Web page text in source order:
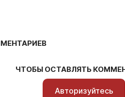
ЧТОБЫ ОСТАВЛЯТЬ
Авторизуйтесь